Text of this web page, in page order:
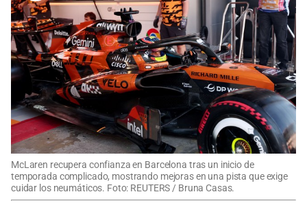
McLaren recupera confianza en Barcelona tras un inicio de
temporada complicado, mostrando mejoras en una pista que exige
cuidar los neumáticos. Foto: REUTERS / Bruna Casas.